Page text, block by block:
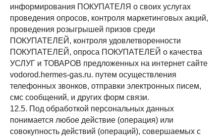
информирования ПОКУПАТЕЛЯ о своих услугах
проведения опросов, контроля маркетинговых акций,
проведения розыгрышей призов среди
ПОКУПАТЕЛЕЙ, контроля удовлетворенности
ПОКУПАТЕЛЕЙ, опроса ПОКУПАТЕЛЕЙ о качества
УСЛУГ и ТОВАРОВ предложенных на интернет сайте
vodorod.hermes-gas.ru. путем осуществления
телефонных звонков, отправки электронных писем,
смс сообщений, и других форм связи.
12.5. Под обработкой персональных данных
понимается любое действие (операция) или
совокупность действий (операций), совершаемых с